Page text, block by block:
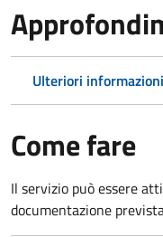
Ulteriori informazioni
Come fare
Il servizio può essere
documentazione